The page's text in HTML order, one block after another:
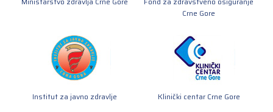
Crne Gore
Institut za javno zdravlje Klinički centar Crne Gore